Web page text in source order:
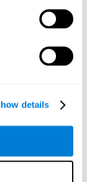
details
ما يحدث إن
يميل دماغنا إلى
إن لم نستخدم مهارة
ألعاب الموصى بها